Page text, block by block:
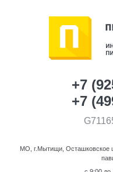
+7
+7
МО, г.Мытищи, Осташковское